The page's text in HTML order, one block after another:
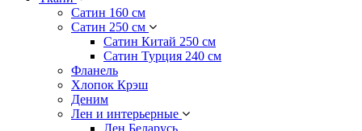
Сатин 160 см
Сатин 250 см
Сатин Китай 250 см
Сатин Турция 240 см
Фланель
Хлопок Крэш
Деним
Лен и интерьерные